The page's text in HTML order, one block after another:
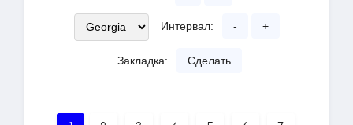
Интервал: - +
Закладка: Сделать